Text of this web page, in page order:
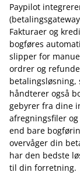
Paypilot
Fakturaer og
bogføres
slipper for
ordrer og
betalingsløsning,
håndterer også
gebyrer fra dine
afregningsfiler
end bare
overvåger din
har den bedste
til din forretning.